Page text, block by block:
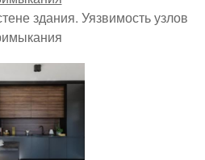
здания. Уязвимость узлов